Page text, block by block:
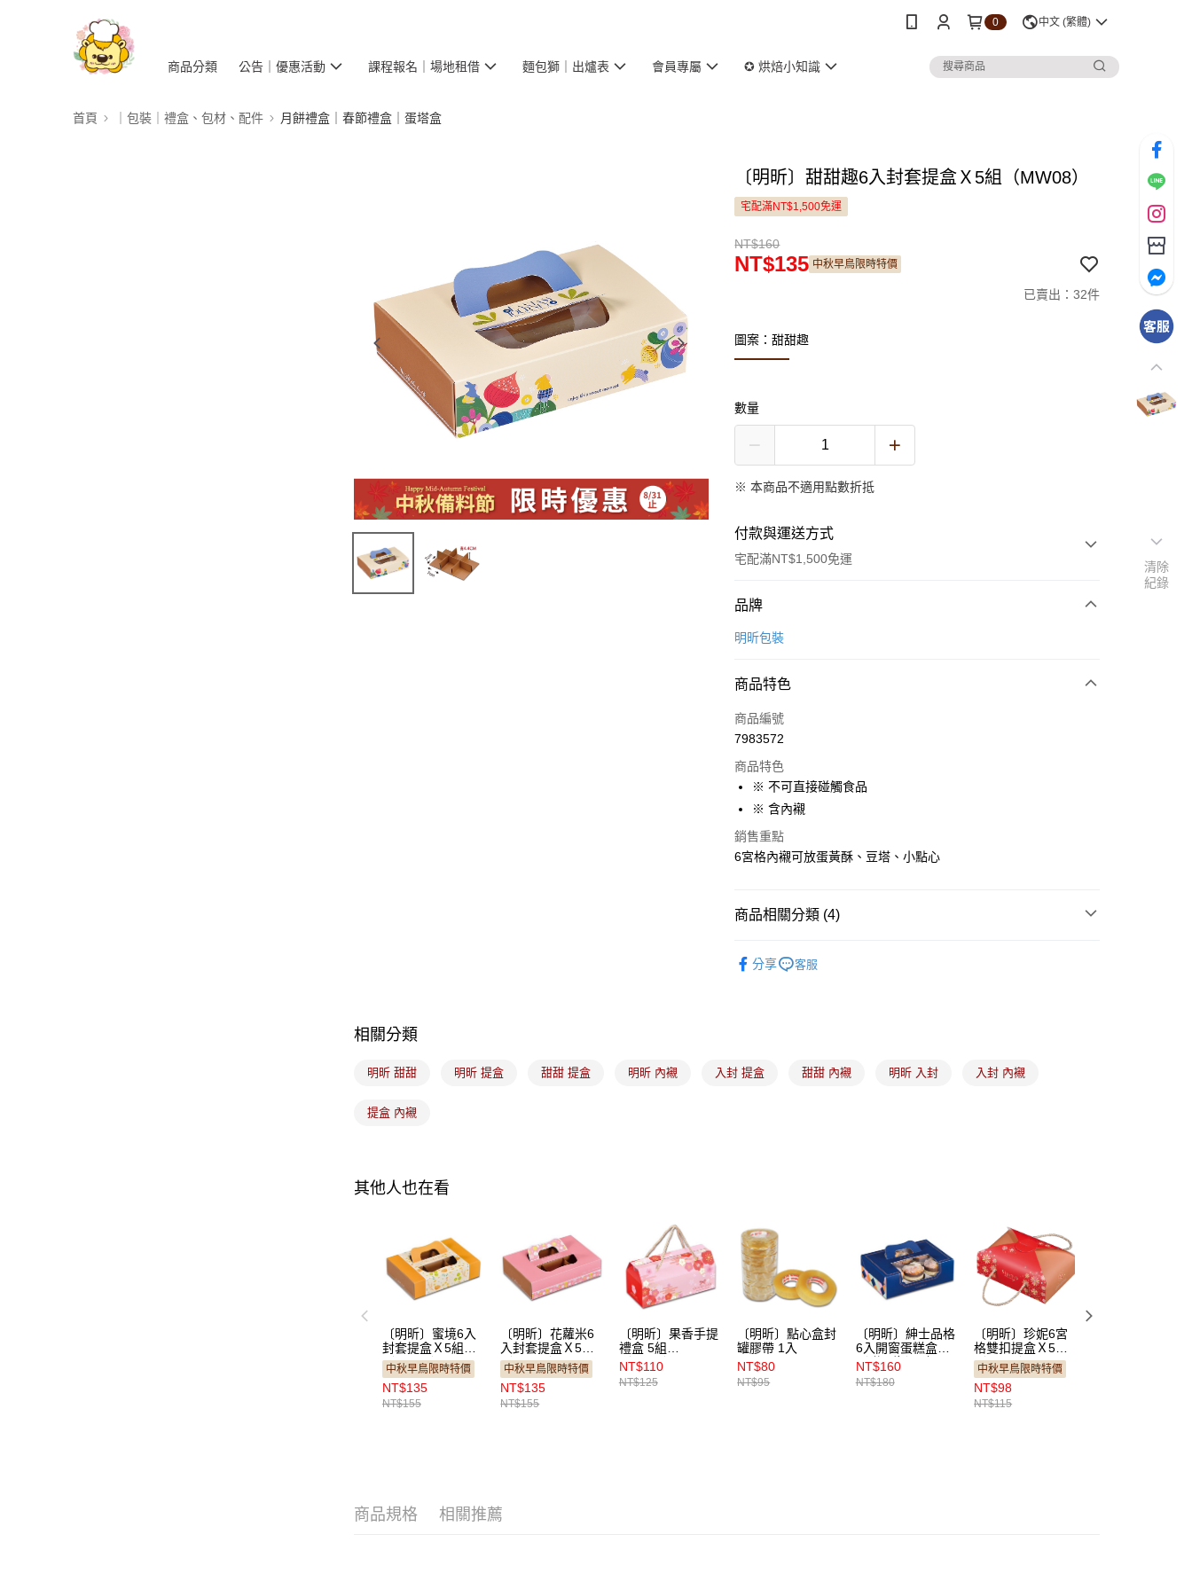
0 中文 (繁體)
商品分類 公告｜優惠活動 課程報名｜場地租借 麵包獅｜出爐表 會員專屬 ✪ 烘焙小知識
首頁 ｜包裝｜禮盒、包材、配件 月餅禮盒｜春節禮盒｜蛋塔盒
〔明昕〕甜甜趣6入封套提盒Ｘ5組（MW08）
宅配滿NT$1,500免運
NT$160
NT$135 中秋早鳥限時特價
已賣出：32件
圖案：甜甜趣
數量
※ 本商品不適用點數折抵
付款與運送方式
宅配滿NT$1,500免運
付款方式
信用卡一次付款
悠遊付
Google Pay
全盈+PAY
ATM付款
常溫宅配-(限重20kg以下)
品牌
明昕包裝
商品特色
商品編號
7983572
商品特色
※ 不可直接碰觸食品
※ 含內襯
銷售重點
6宮格內襯可放蛋黃酥、豆塔、小點心
商品相關分類 (4)
分享 客服
相關分類
明昕 甜甜 明昕 提盒 甜甜 提盒 明昕 內襯 入封 提盒 甜甜 內襯 明昕 入封 入封 內襯
提盒 內襯
其他人也在看
〔明昕〕蜜境6入
封套提盒Ｘ5組
（MW10）
中秋早鳥限時特價
NT$135
NT$155
〔明昕〕花蘿米6
入封套提盒Ｘ5組
（MW09）
中秋早鳥限時特價
NT$135
NT$155
〔明昕〕果香手提
禮盒 5組
（JW01）
NT$110
NT$125
〔明昕〕點心盒封
罐膠帶 1入
NT$80
NT$95
〔明昕〕紳士品格
6入開窗蛋糕盒
（附內襯）5組
NT$160
NT$180
〔明昕〕珍妮6宮
格雙扣提盒Ｘ5組
（MV06）
中秋早鳥限時特價
NT$98
NT$115
商品規格 相關推薦
清除
紀錄